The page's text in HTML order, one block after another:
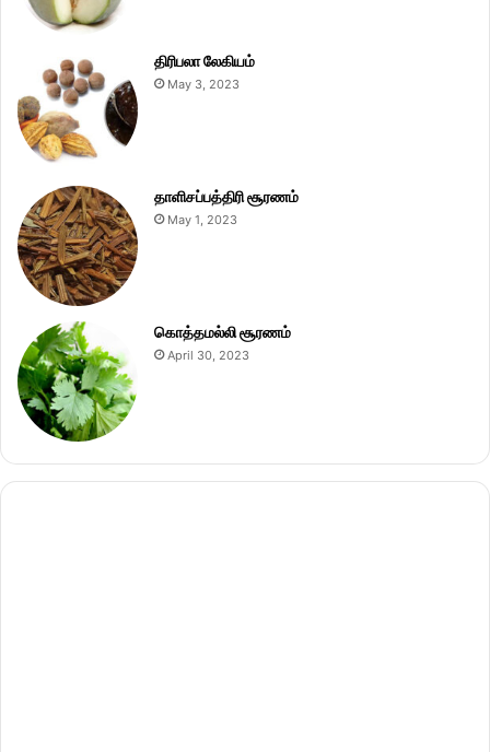
திரிபலா லேகியம்
May 3, 2023
தாளிசப்பத்திரி சூரணம்
May 1, 2023
கொத்தமல்லி சூரணம்
April 30, 2023